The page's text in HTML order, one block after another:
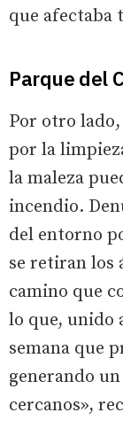
que afectaba
Parque del
Por otro
por la
la maleza
incendio.
del entorno
se retiran los
camino que
lo que, unido
semana que
generando
cercanos»,